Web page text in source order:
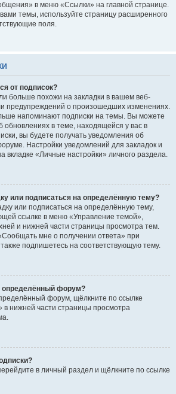
в меню «Ссылки» на главной странице.
темы, используйте страницу расширенного
поля.
от подписок?
больше похожи на закладки в вашем веб-
предупреждений о произошедших изменениях.
напоминают подписки на темы. Вы можете
обновлениях в теме, находящейся у вас в
вы будете получать уведомления об
Настройки уведомлений для закладок и
вкладке «Личные настройки» личного раздела.
или подписаться на определённую тему?
или подписаться на определённую тему,
ссылке в меню «Управление темой»,
и нижней части страницы просмотра тем.
мне о получении ответа» при
подпишетесь на соответствующую тему.
определённый форум?
форум, щёлкните по ссылке
нижней части страницы просмотра
в личный раздел и щёлкните по ссылке